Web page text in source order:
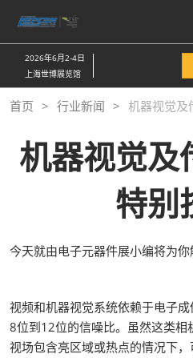
接
跳
至
内
2026年6月2-4日
上海世博展览馆
首页 行业新闻 机器视觉及
机器视觉及
特别
今天就由电子元器件展小编将为你
视频和机器视觉系统依赖于电子
8位到12位的信噪比。虽然这类相
视场包含亮区域或热点的情况下